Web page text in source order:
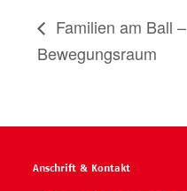
Familien am Ball –
Bewegungsraum
Anschrift & Kontakt